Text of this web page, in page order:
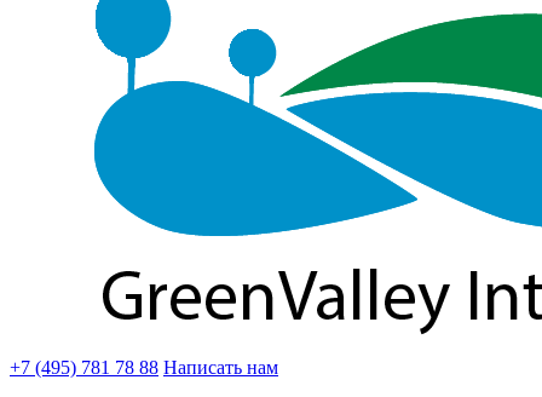
+7 (495) 781 78 88 Написать нам